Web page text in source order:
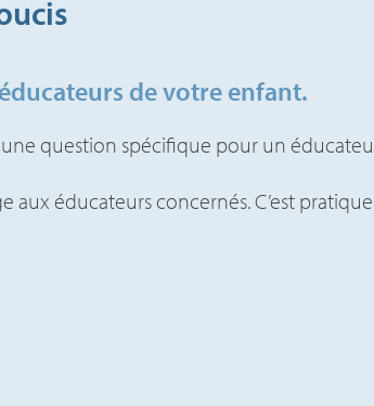
de votre enfant.
une question spécifique pour un
éducateurs concernés. C’est